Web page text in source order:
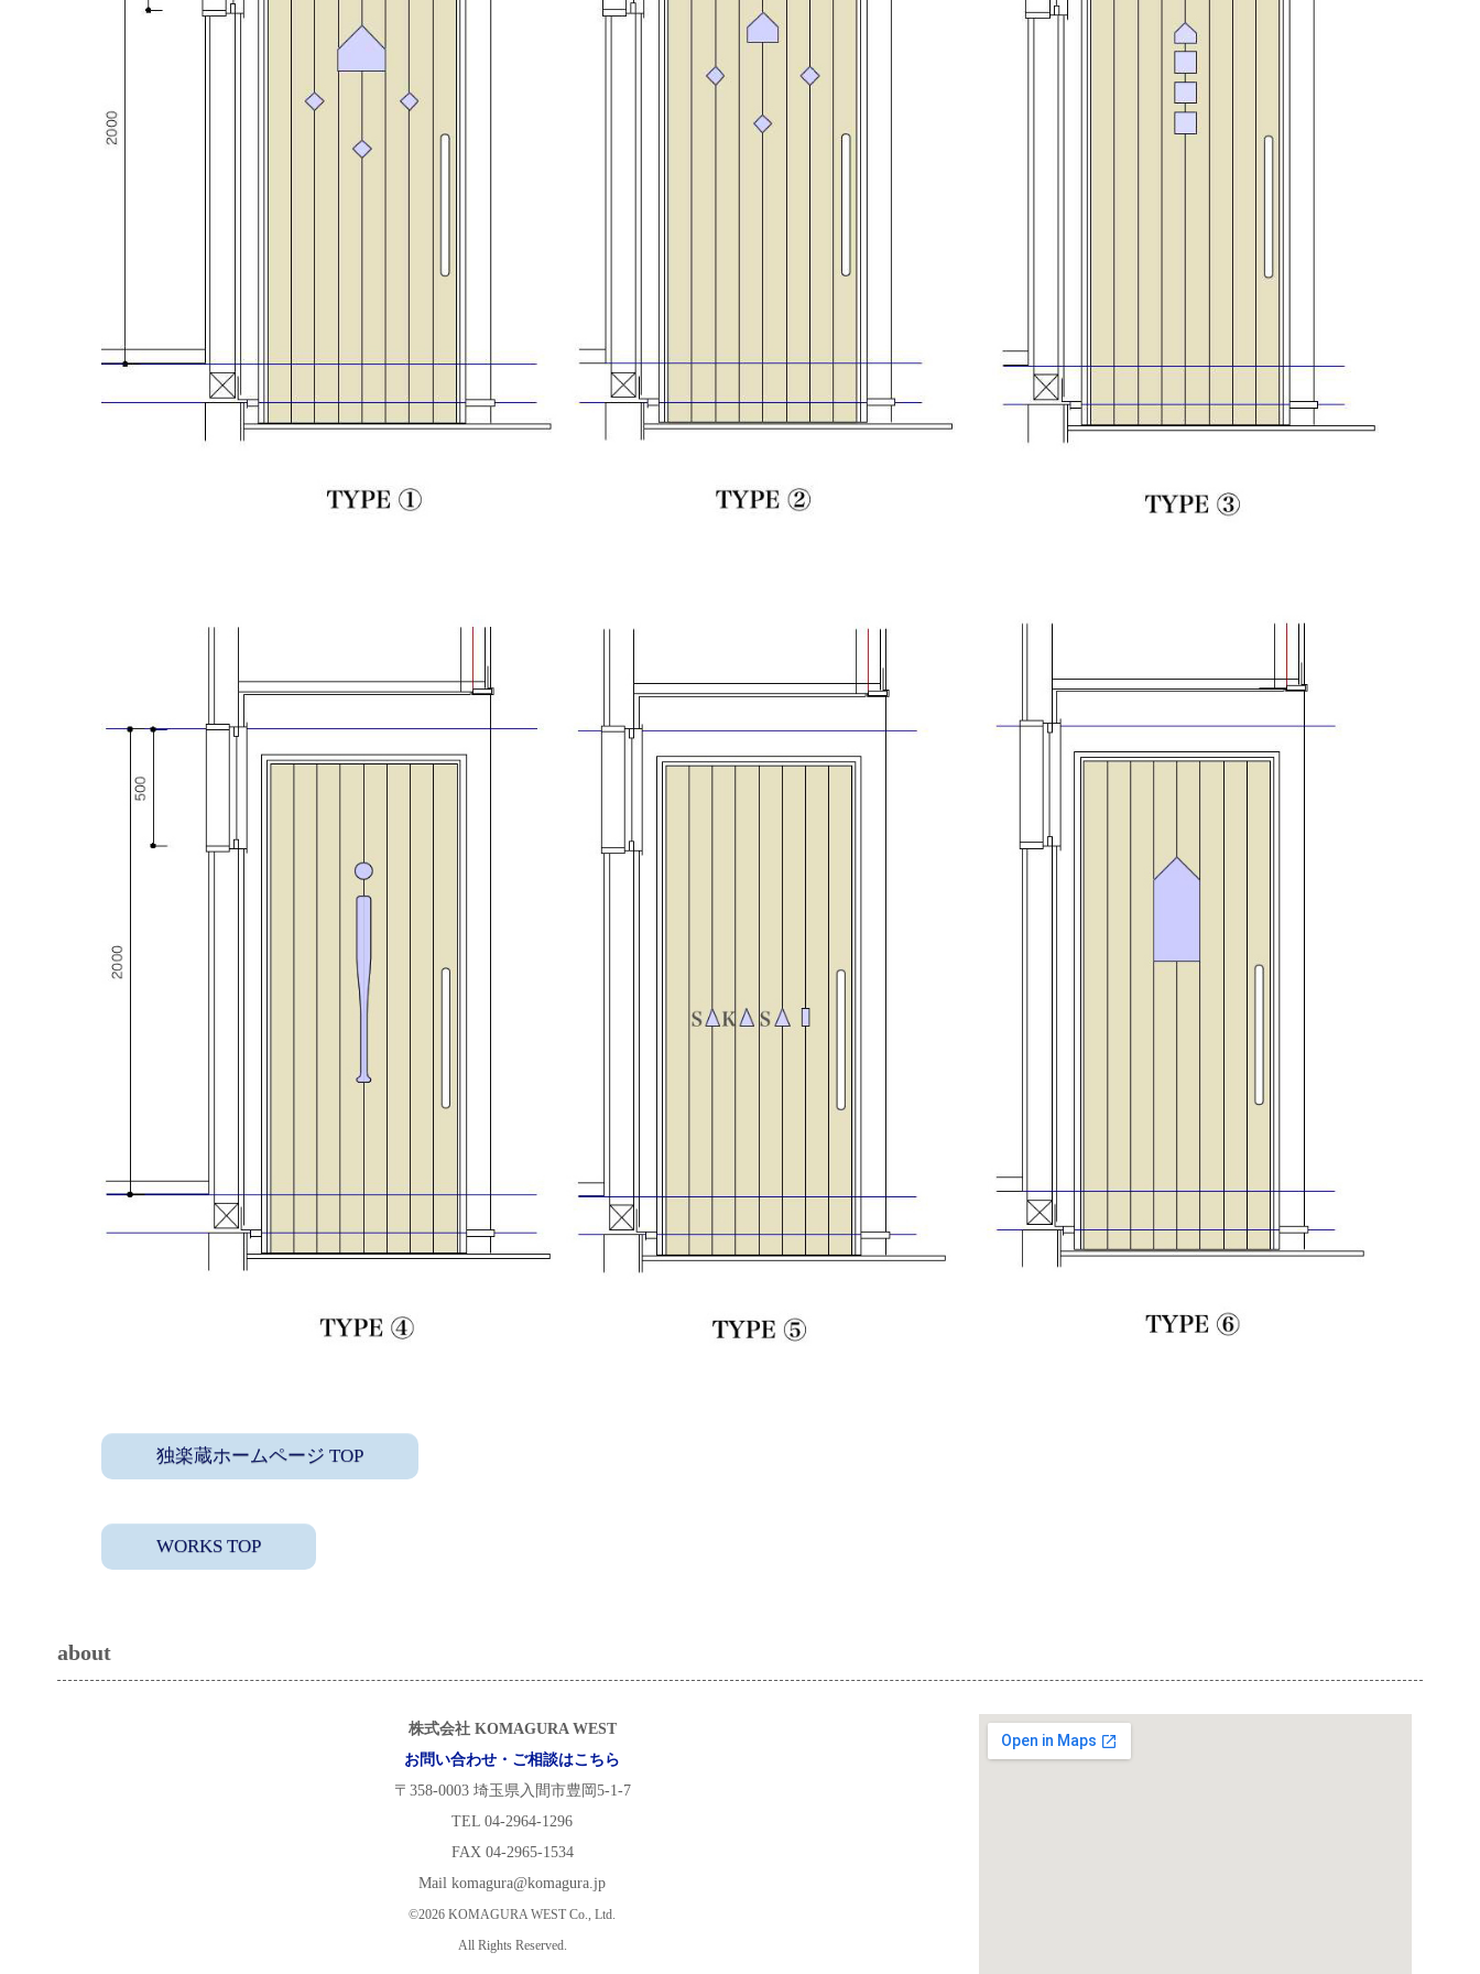
独楽蔵ホームページ TOP
WORKS TOP
about
株式会社 KOMAGURA WEST
お問い合わせ・ご相談はこちら
〒358-0003 埼玉県入間市豊岡5-1-7
TEL 04-2964-1296
FAX 04-2965-1534
Mail komagura@komagura.jp
©2026 KOMAGURA WEST Co., Ltd.
All Rights Reserved.